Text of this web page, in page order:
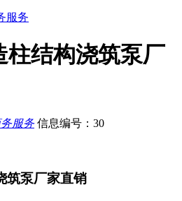
服务
柱结构浇筑泵厂
服务 信息编号：30
筑泵厂家直销